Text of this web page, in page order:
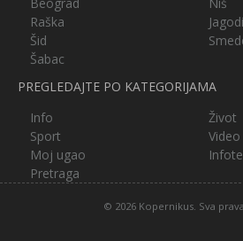
Raška
Šid
Šabac
PREGLEDAJTE PO KATEGORIJAMA
Info
Život
Sport
Video
Moj ugao
Pretraga
© 2026 Kopernikus. Sva